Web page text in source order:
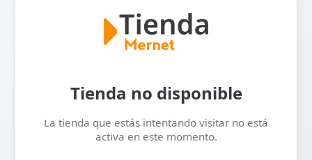
Tienda no disponible
La tienda que estás intentando visitar no está
activa en este momento.